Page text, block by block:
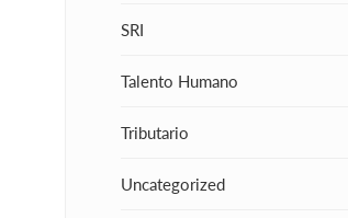
SRI
Talento Humano
Tributario
Uncategorized